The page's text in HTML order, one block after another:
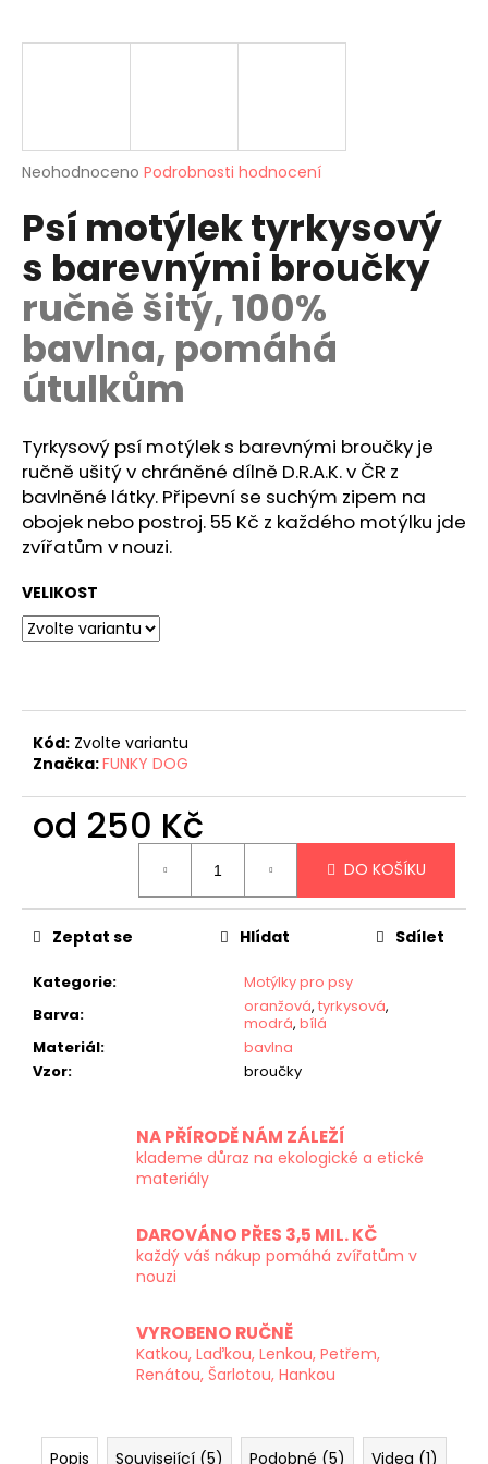
Průměrné
produktu
je
z
5
hvězdiček.
Neohodnoceno Podrobnosti hodnocení
Psí motýlek tyrkysový
s barevnými broučky
ručně šitý, 100%
bavlna, pomáhá
útulkům
Tyrkysový psí motýlek s barevnými broučky je
ručně ušitý v chráněné dílně D.R.A.K. v ČR z
bavlněné látky. Připevní se suchým zipem na
obojek nebo postroj. 55 Kč z každého motýlku jde
zvířatům v nouzi.
VELIKOST
Kód: Zvolte variantu
Značka:FUNKY DOG
od 250 Kč
DO KOŠÍKU
Kategorie:
Motýlky pro psy
Barva: oranžová, tyrkysová,
modrá, bílá
Materiál:
bavlna
Vzor: broučky
Zeptat se Hlídat Sdílet
NA PŘÍRODĚ NÁM ZÁLEŽÍ
klademe důraz na ekologické a etické
materiály
DAROVÁNO PŘES 3,5 MIL. KČ
každý váš nákup pomáhá zvířatům v
nouzi
VYROBENO RUČNĚ
Katkou, Laďkou, Lenkou, Petřem,
Renátou, Šarlotou, Hankou
Popis Související (5) Podobné (5) Videa (1)
j
?
HLEDAT
D
o
p
r
u
č
u
j
e
m
e